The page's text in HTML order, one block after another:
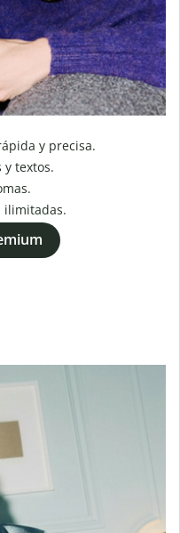
y precisa.
y textos.
ilimitadas.